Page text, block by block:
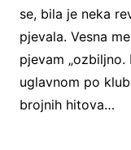
se, bila je neka
pjevala. Vesna
pjevam
uglavnom po
brojnih hitova…